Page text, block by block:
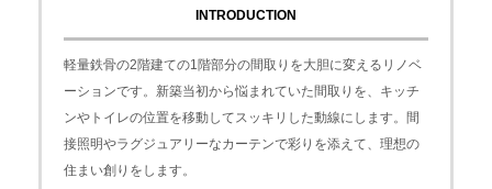
INTRODUCTION
軽量鉄骨の2階建ての1階部分の間取りを大胆に変えるリノベ
ーションです。新築当初から悩まれていた間取りを、キッチ
ンやトイレの位置を移動してスッキリした動線にします。間
接照明やラグジュアリーなカーテンで彩りを添えて、理想の
住まい創りをします。